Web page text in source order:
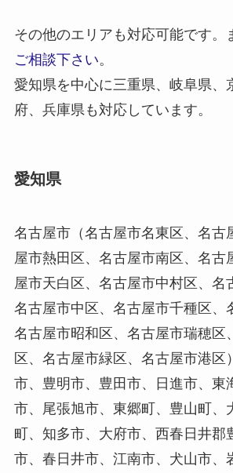
その他のエリアも対応可能です。
ご相談下さい。
愛知県を中心に三重県、岐阜県、
府、兵庫県も対応しています。
愛知県
名古屋市（名古屋市名東区、名古
屋市熱田区、名古屋市南区、名古
屋市天白区、名古屋市中村区、名
名古屋市中区、名古屋市千種区、
名古屋市昭和区、名古屋市瑞穂区
区、名古屋市緑区、名古屋市港区
市、豊明市、豊田市、日進市、東
市、尾張旭市、東郷町、豊山町、
町、知多市、大府市、西春日井郡
市、春日井市、江南市、犬山市、